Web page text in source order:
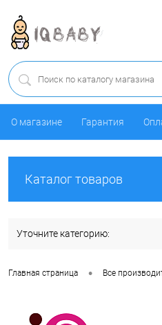
О магазине Гарантия
Каталог товаров
Уточните категорию:
Главная страница • Все